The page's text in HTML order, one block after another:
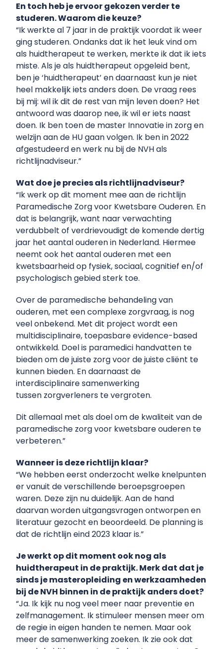
En toch heb je ervoor gekozen verder te
studeren. Waarom die keuze?
“Ik werkte al 7 jaar in de praktijk voordat ik weer
ging studeren. Ondanks dat ik het leuk vind om
als huidtherapeut te werken, merkte ik dat ik iets
miste. Als je als huidtherapeut opgeleid bent,
ben je ‘huidtherapeut’ en daarnaast kun je niet
heel makkelijk iets anders doen. De vraag rees
bij mij: wil ik dit de rest van mijn leven doen? Het
antwoord was daarop nee, ik wil er iets naast
doen. Ik ben toen de master Innovatie in zorg en
welzijn aan de HU gaan volgen. Ik ben in 2022
afgestudeerd en werk nu bij de NVH als
richtlijnadviseur.”
Wat doe je precies als richtlijnadviseur?
“Ik werk op dit moment mee aan de richtlijn
Paramedische Zorg voor Kwetsbare Ouderen. En
dat is belangrijk, want naar verwachting
verdubbelt of verdrievoudigt de komende dertig
jaar het aantal ouderen in Nederland. Hiermee
neemt ook het aantal ouderen met een
kwetsbaarheid op fysiek, sociaal, cognitief en/of
psychologisch gebied sterk toe.
Over de paramedische behandeling van
ouderen, met een complexe zorgvraag, is nog
veel onbekend. Met dit project wordt een
multidisciplinaire, toepasbare evidence-based
ontwikkeld. Doel is paramedici handvatten te
bieden om de juiste zorg voor de juiste cliënt te
kunnen bieden. En daarnaast de
interdisciplinaire samenwerking
tussen zorgverleners te vergroten.
Dit allemaal met als doel om de kwaliteit van de
paramedische zorg voor kwetsbare ouderen te
verbeteren.”
Wanneer is deze richtlijn klaar?
“We hebben eerst onderzocht welke knelpunten
er vanuit de verschillende beroepsgroepen
waren. Deze zijn nu duidelijk. Aan de hand
daarvan worden uitgangsvragen ontworpen en
literatuur gezocht en beoordeeld. De planning is
dat de richtlijn eind 2023 klaar is.”
Je werkt op dit moment ook nog als
huidtherapeut in de praktijk. Merk dat dat je
sinds je masteropleiding en werkzaamheden
bij de NVH binnen in de praktijk anders doet?
“Ja. Ik kijk nu nog veel meer naar preventie en
zelfmanagement. Ik stimuleer mensen meer om
de regie in eigen handen te nemen. Maar ook
meer de samenwerking zoeken. Ik zie ook dat